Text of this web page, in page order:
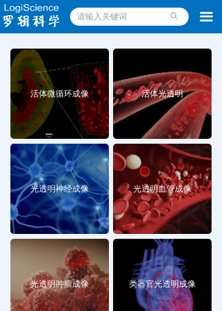
끀
ꄙ
类器官光透明成像
光透明肿瘤成像
活体微循环成像
光透明血管成像
光透明神经成像
活体光透明